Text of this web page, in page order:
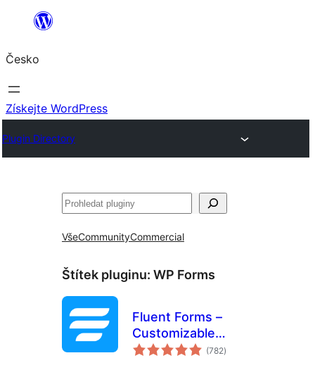
Přeskočit
obsah
Česko
Získejte WordPress
Plugin Directory
Hledat
VšeCommunityCommercial
Štítek pluginu: WP Forms
Fluent Forms –
Customizable
Contact Forms,
(782celkové
hodnocení
)